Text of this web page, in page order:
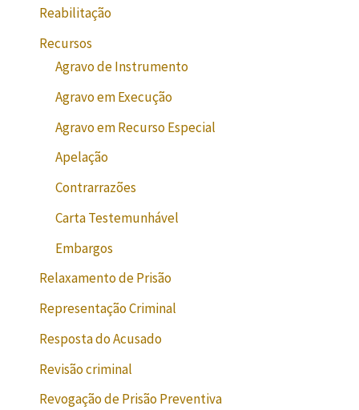
Reabilitação
Recursos
Agravo de Instrumento
Agravo em Execução
Agravo em Recurso Especial
Apelação
Contrarrazões
Carta Testemunhável
Embargos
Relaxamento de Prisão
Representação Criminal
Resposta do Acusado
Revisão criminal
Revogação de Prisão Preventiva